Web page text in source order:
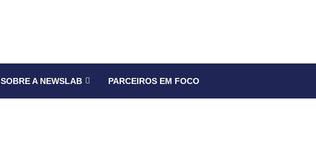
SOBRE A NEWSLAB PARCEIROS EM FOCO